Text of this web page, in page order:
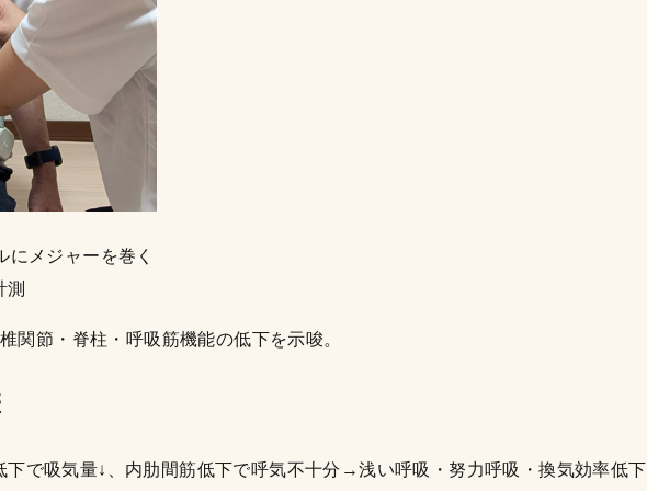
にメジャーを巻く
測
関節・脊柱・呼吸筋機能の低下を示唆。
下で吸気量↓、内肋間筋低下で呼気不十分→浅い呼吸・努力呼吸・換気効率低下